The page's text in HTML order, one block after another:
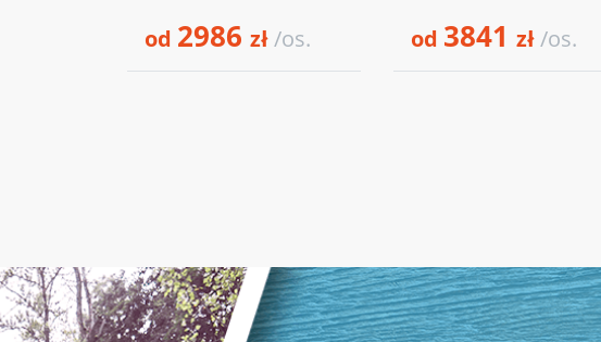
od 2986 zł/os. od 3841zł/os.